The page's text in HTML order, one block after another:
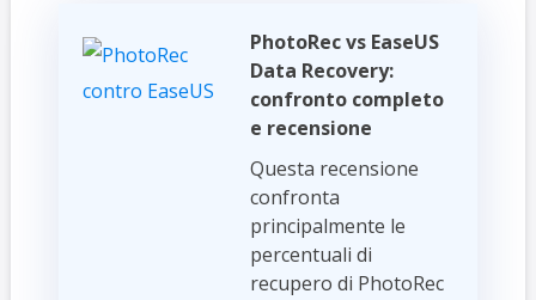
PhotoRec vs EaseUS
Data Recovery:
confronto completo
e recensione
Questa recensione
confronta
principalmente le
percentuali di
recupero di PhotoRec